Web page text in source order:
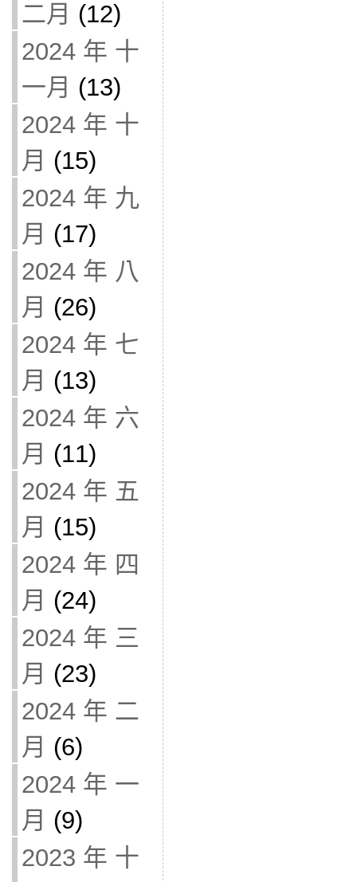
二月 (12)
2024 年 十
一月 (13)
2024 年 十
月 (15)
2024 年 九
月 (17)
2024 年 八
月 (26)
2024 年 七
月 (13)
2024 年 六
月 (11)
2024 年 五
月 (15)
2024 年 四
月 (24)
2024 年 三
月 (23)
2024 年 二
月 (6)
2024 年 一
月 (9)
2023 年 十